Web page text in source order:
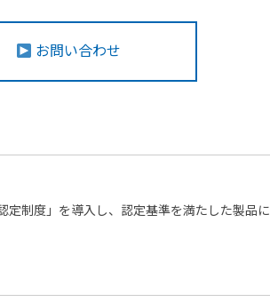
お問い合わせ
制度」を導入し、認定基準を満たした製品に